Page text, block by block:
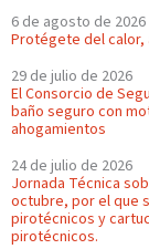
6 de agosto de 2026
Protégete del
29 de julio de 2026
El Consorcio de
baño seguro con
ahogamientos
24 de julio de 2026
Jornada Técnica
octubre, por el que
pirotécnicos y
pirotécnicos.